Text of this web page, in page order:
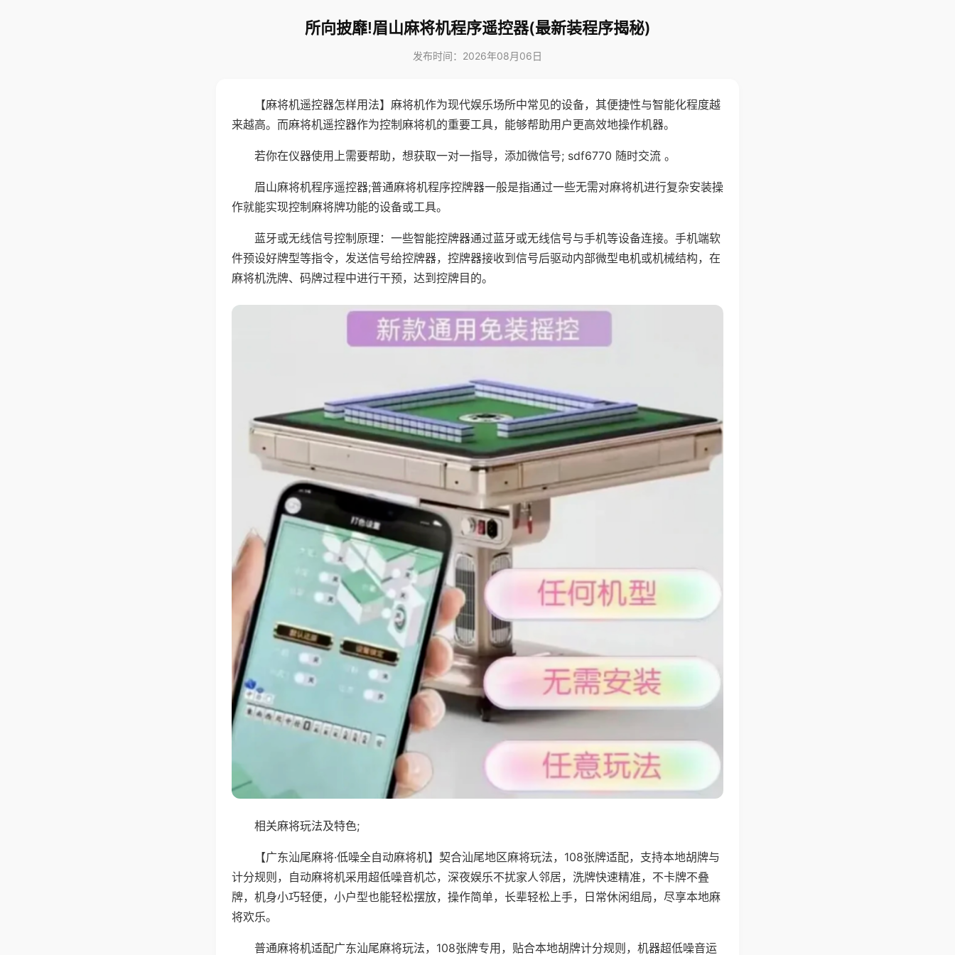
所向披靡!眉山麻将机程序遥控器(最新装程序揭秘)
发布时间：2026年08月06日
【麻将机遥控器怎样用法】麻将机作为现代娱乐场所中常见的设备，其便捷性与智能化程度越
来越高。而麻将机遥控器作为控制麻将机的重要工具，能够帮助用户更高效地操作机器。
若你在仪器使用上需要帮助，想获取一对一指导，添加微信号; sdf6770 随时交流 。
眉山麻将机程序遥控器;普通麻将机程序控牌器一般是指通过一些无需对麻将机进行复杂安装操
作就能实现控制麻将牌功能的设备或工具。
蓝牙或无线信号控制原理：一些智能控牌器通过蓝牙或无线信号与手机等设备连接。手机端软
件预设好牌型等指令，发送信号给控牌器，控牌器接收到信号后驱动内部微型电机或机械结构，在
麻将机洗牌、码牌过程中进行干预，达到控牌目的。
相关麻将玩法及特色;
【广东汕尾麻将·低噪全自动麻将机】契合汕尾地区麻将玩法，108张牌适配，支持本地胡牌与
计分规则，自动麻将机采用超低噪音机芯，深夜娱乐不扰家人邻居，洗牌快速精准，不卡牌不叠
牌，机身小巧轻便，小户型也能轻松摆放，操作简单，长辈轻松上手，日常休闲组局，尽享本地麻
将欢乐。
普通麻将机适配广东汕尾麻将玩法，108张牌专用，贴合本地胡牌计分规则，机器超低噪音运